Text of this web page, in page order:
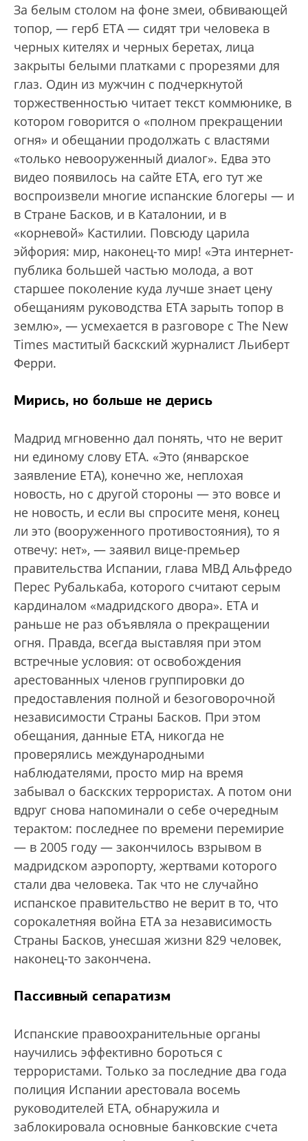
За белым столом на фоне змеи, обвивающей
топор, — герб ETA — cидят три человека в
черных кителях и черных беретах, лица
закрыты белыми платками с прорезями для
глаз. Один из мужчин с подчеркнутой
торжественностью читает текст коммюнике, в
котором говорится о «полном прекращении
огня» и обещании продолжать с властями
«только невооруженный диалог». Едва это
видео появилось на сайте ETA, его тут же
воспроизвели многие испанские блогеры — и
в Стране Басков, и в Каталонии, и в
«корневой» Кастилии. Повсюду царила
эйфория: мир, наконец-то мир! «Эта интернет-
публика большей частью молода, а вот
старшее поколение куда лучше знает цену
обещаниям руководства ETA зарыть топор в
землю», — усмехается в разговоре с The New
Times маститый баскский журналист Льиберт
Ферри.
Мирись, но больше не дерись
Мадрид мгновенно дал понять, что не верит
ни единому слову ETA. «Это (январское
заявление ETA), конечно же, неплохая
новость, но с другой стороны — это вовсе и
не новость, и если вы спросите меня, конец
ли это (вооруженного противостояния), то я
отвечу: нет», — заявил вице-премьер
правительства Испании, глава МВД Альфредо
Перес Рубалькаба, которого считают серым
кардиналом «мадридского двора». ETA и
раньше не раз объявляла о прекращении
огня. Правда, всегда выставляя при этом
встречные условия: от освобождения
арестованных членов группировки до
предоставления полной и безоговорочной
независимости Страны Басков. При этом
обещания, данные ETA, никогда не
проверялись международными
наблюдателями, просто мир на время
забывал о баскских террористах. А потом они
вдруг снова напоминали о себе очередным
терактом: последнее по времени перемирие
— в 2005 году — закончилось взрывом в
мадридском аэропорту, жертвами которого
стали два человека. Так что не случайно
испанское правительство не верит в то, что
сорокалетняя война ETA за независимость
Страны Басков, унесшая жизни 829 человек,
наконец-то закончена.
Пассивный сепаратизм
Испанские правоохранительные органы
научились эффективно бороться с
террористами. Только за последние два года
полиция Испании арестовала восемь
руководителей ЕТА, обнаружила и
заблокировала основные банковские счета